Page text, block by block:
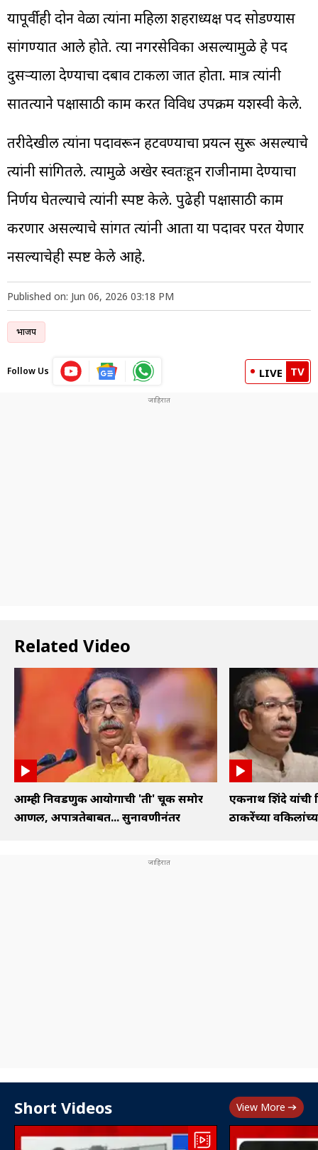
यापूर्वीही दोन वेळा त्यांना महिला शहराध्यक्ष पद सोडण्यास
सांगण्यात आले होते. त्या नगरसेविका असल्यामुळे हे पद
दुसऱ्याला देण्याचा दबाव टाकला जात होता. मात्र त्यांनी
सातत्याने पक्षासाठी काम करत विविध उपक्रम यशस्वी केले.
तरीदेखील त्यांना पदावरून हटवण्याचा प्रयत्न सुरू असल्याचे
त्यांनी सांगितले. त्यामुळे अखेर स्वतःहून राजीनामा देण्याचा
निर्णय घेतल्याचे त्यांनी स्पष्ट केले. पुढेही पक्षासाठी काम
करणार असल्याचे सांगत त्यांनी आता या पदावर परत येणार
नसल्याचेही स्पष्ट केले आहे.
Published on: Jun 06, 2026 03:18 PM
भाजप
Follow Us LIVE TV
Related Video
आम्ही निवडणुक आयोगाची 'ती' चूक समोर
आणली, अपात्रतेबाबत... सुनावणीनंतर
एकनाथ शिंदे यांची
ठाकरेंच्या
Short Videos View More